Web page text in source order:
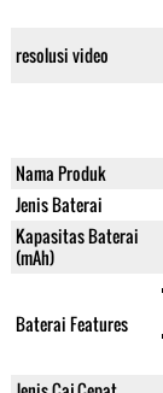
resolusi video
Nama Produk
Jenis Baterai
Kapasitas Baterai
(mAh)
Baterai Features